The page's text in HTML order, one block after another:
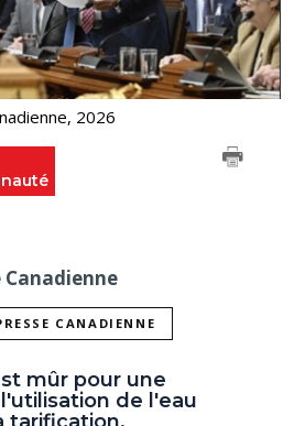
2026
Canadienne
CANADIENNE
mûr pour une
de l'eau